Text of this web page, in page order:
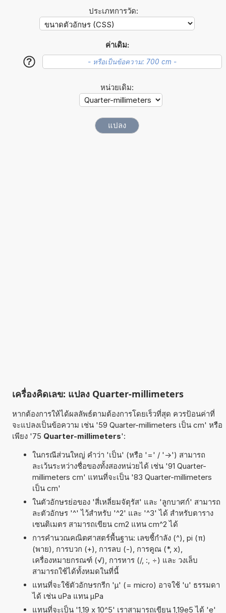
ประเภทการวัด:
ค่าเดิม:
?
หน่วยเดิม:
เครื่องคิดเลข: แปลง Quarter-millimeters
หากต้องการให้ได้ผลลัพธ์ตามต้องการโดยเร็วที่สุด ควรป้อนค่าที่
จะแปลงเป็นข้อความ เช่น '59 Quarter-millimeters เป็น cm' หรือ
เพียง '75 Quarter-millimeters':
ในกรณีส่วนใหญ่ คำว่า 'เป็น' (หรือ '=' / '->') สามารถ
ละเว้นระหว่างชื่อของทั้งสองหน่วยได้ เช่น '91 Quarter-
millimeters cm' แทนที่จะเป็น '83 Quarter-millimeters
เป็น cm'
ในตัวอักษรย่อของ 'สี่เหลี่ยมจัตุรัส' และ 'ลูกบาศก์' สามารถ
ละตัวอักษร '^' ไว้สำหรับ '^2' และ '^3' ได้ สำหรับตาราง
เซนติเมตร สามารถเขียน cm2 แทน cm^2 ได้
การคำนวณคณิตศาสตร์พื้นฐาน: เลขชี้กำลัง (^), pi (π)
(พาย), การบวก (+), การลบ (-), การคูณ (*, x),
เครื่องหมายกรณฑ์ (√), การหาร (/, :, ÷) และ วงเล็บ
สามารถใช้ได้ทั้งหมดในที่นี้
แทนที่จะใช้ตัวอักษรกรีก 'µ' (= micro) อาจใช้ 'u' ธรรมดา
ได้ เช่น uPa แทน µPa
แทนที่จะเป็น '1,19 x 10^5' เราสามารถเขียน 1,19e5 ได้ 'e'